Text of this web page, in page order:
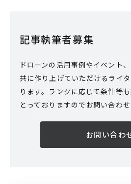
記事執筆者募集
ドローンの活用事例やイベント
共に作り上げていただけるライ
ります。ランクに応じて条件等
とっておりますのでお問い合わせ
お問い合わ